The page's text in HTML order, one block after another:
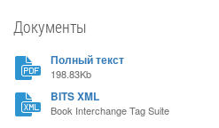
Документы
Полный текст
198.83Kb
BITS XML
Book Interchange Tag Suite